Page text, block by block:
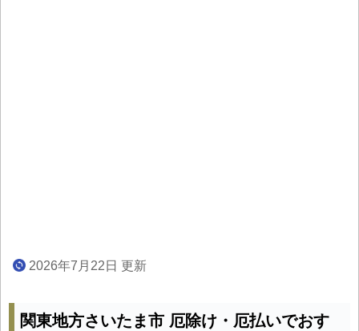
2026年7月22日 更新
関東地方さいたま市 厄除け・厄払いでおす